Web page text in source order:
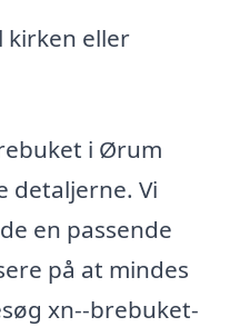
kirken eller
i Ørum
detaljerne. Vi
en passende
på at mindes
xn--brebuket-